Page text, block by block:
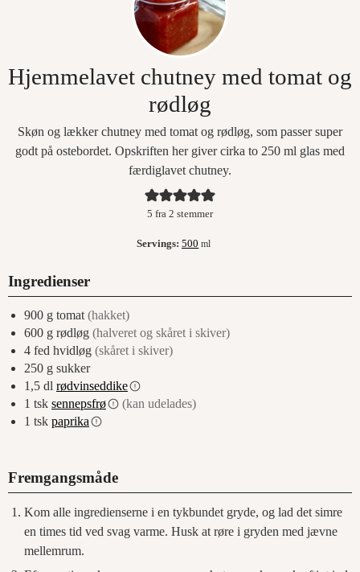
Hjemmelavet chutney med tomat og
rødløg
Skøn og lækker chutney med tomat og rødløg, som passer super
godt på ostebordet. Opskriften her giver cirka to 250 ml glas med
færdiglavet chutney.
5 fra 2 stemmer
Servings:500 ml
Ingredienser
900 g tomat (hakket)
600 g rødløg (halveret og skåret i skiver)
4 fed hvidløg (skåret i skiver)
250 g sukker
1,5 dl rødvinseddike
1 tsk sennepsfrø
(kan udelades)
1 tsk paprika
Fremgangsmåde
Kom alle ingredienserne i en tykbundet gryde, og lad det simre
en times tid ved svag varme. Husk at røre i gryden med jævne
mellemrum.